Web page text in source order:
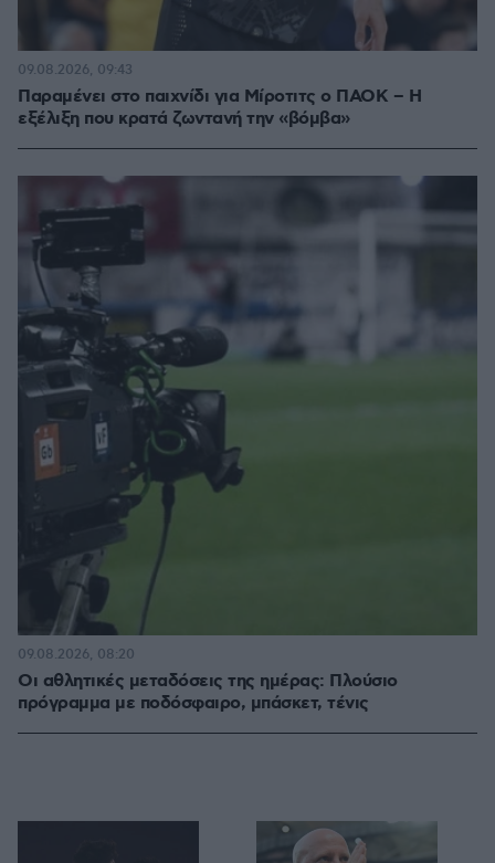
Παραμένει στο παιχνίδι για Μίροτιτς ο ΠΑΟΚ – Η
εξέλιξη που κρατά ζωντανή την «βόμβα»
09.08.2026, 09:43
Οι αθλητικές μεταδόσεις της ημέρας: Πλούσιο
πρόγραμμα με ποδόσφαιρο, μπάσκετ, τένις
09.08.2026, 08:20